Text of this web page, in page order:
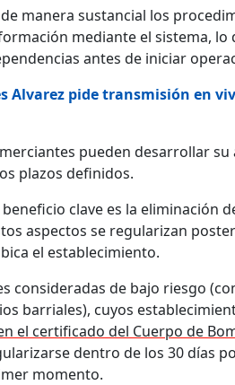
manera sustancial los
mediante el sistema, lo
antes de iniciar
Alvarez pide transmisión en
pueden desarrollar
plazos definidos.
clave es la eliminación
aspectos se regularizan
el establecimiento.
consideradas de bajo riesgo
barriales), cuyos
el certificado del Cuerpo de
dentro de los 30 días
momento.